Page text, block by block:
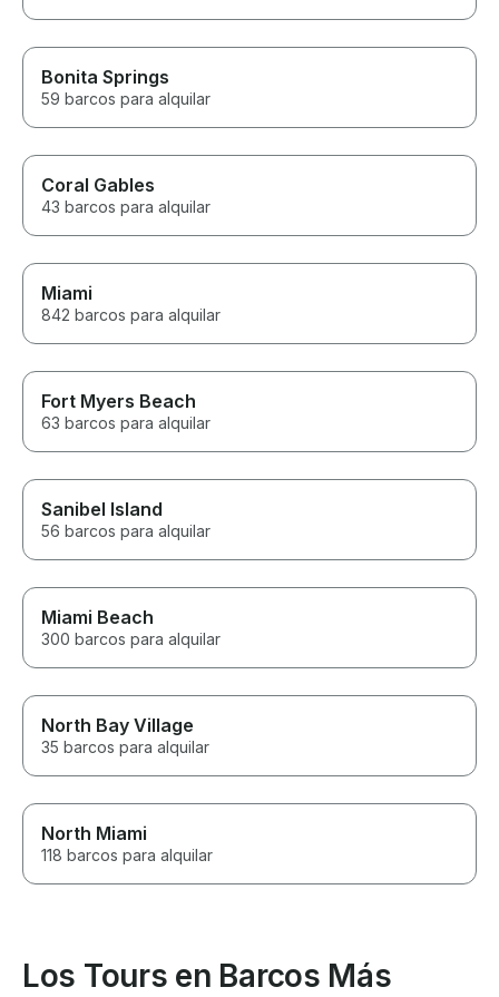
Bonita Springs
59 barcos para alquilar
Coral Gables
43 barcos para alquilar
Miami
842 barcos para alquilar
Fort Myers Beach
63 barcos para alquilar
Sanibel Island
56 barcos para alquilar
Miami Beach
300 barcos para alquilar
North Bay Village
35 barcos para alquilar
North Miami
118 barcos para alquilar
Los Tours en Barcos Más